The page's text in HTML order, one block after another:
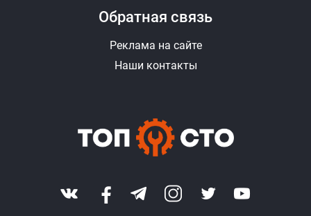
Обратная связь
Реклама на сайте
Наши контакты